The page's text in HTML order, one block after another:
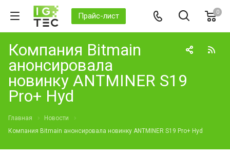
Прайс-лист 0
Компания Bitmain
анонсировала
новинку ANTMINER S19
Pro+ Hyd
Главная
Новости
Компания Bitmain анонсировала новинку ANTMINER S19 Pro+ Hyd